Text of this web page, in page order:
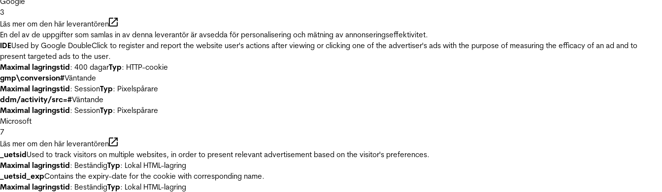
3
Läs mer om den här leverantören
En del av de uppgifter som samlas in av denna leverantör är avsedda för personalisering och mätning av annonseringseffektivitet.
IDEUsed by Google DoubleClick to register and report the website user's actions after viewing or clicking one of the advertiser's ads with the purpose of measuring the efficacy of an ad and to
present targeted ads to the user.
Maximal lagringstid: 400 dagarTyp: HTTP-cookie
gmp\conversion#Väntande
Maximal lagringstid: SessionTyp: Pixelspårare
ddm/activity/src=#Väntande
Maximal lagringstid: SessionTyp: Pixelspårare
Microsoft
7
Läs mer om den här leverantören
_uetsidUsed to track visitors on multiple websites, in order to present relevant advertisement based on the visitor's preferences.
Maximal lagringstid: BeständigTyp: Lokal HTML-lagring
_uetsid_expContains the expiry-date for the cookie with corresponding name.
Maximal lagringstid: BeständigTyp: Lokal HTML-lagring